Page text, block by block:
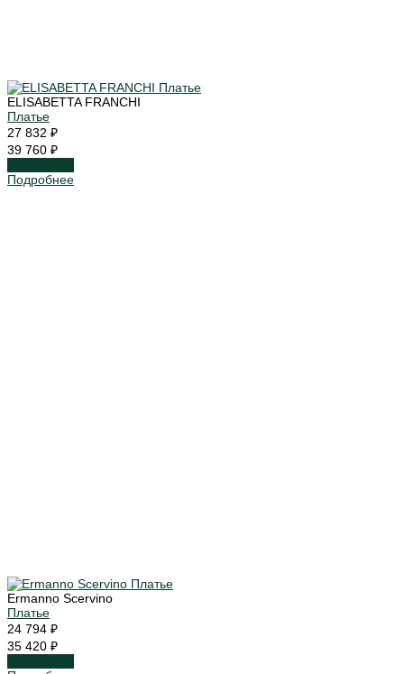
ELISABETTA FRANCHI
Платье
27 832 ₽
39 760 ₽
Подробнее
Ermanno Scervino
Платье
24 794 ₽
35 420 ₽